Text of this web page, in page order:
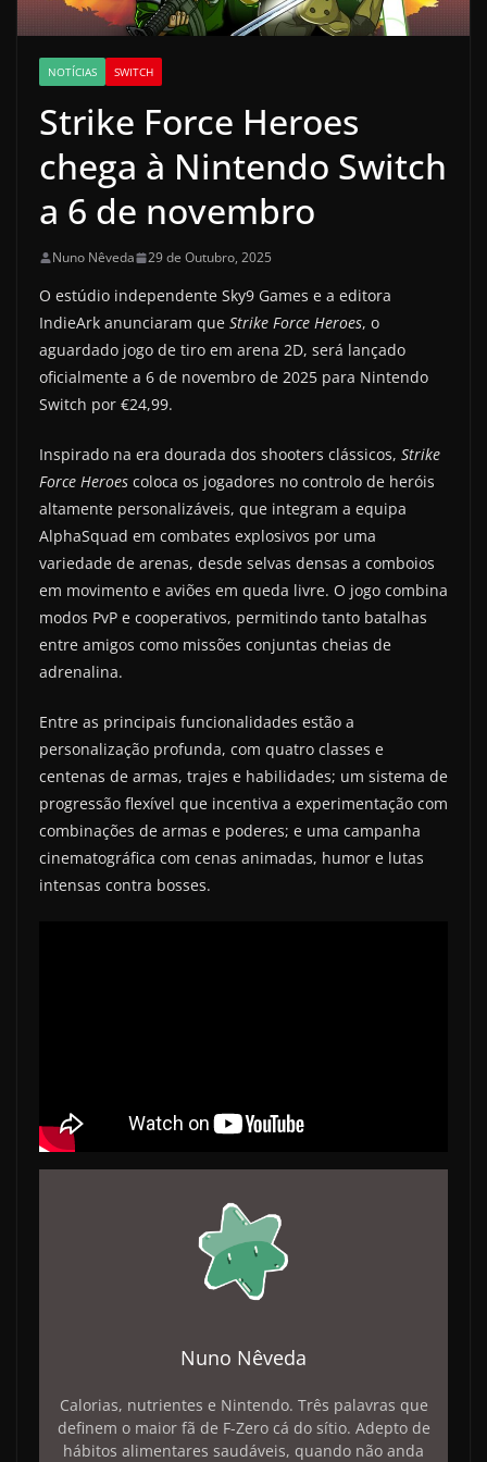
NOTÍCIAS SWITCH
Strike Force Heroes
chega à Nintendo Switch
a 6 de novembro
Nuno Nêveda 29 de Outubro, 2025
O estúdio independente Sky9 Games e a editora
IndieArk anunciaram que Strike Force Heroes, o
aguardado jogo de tiro em arena 2D, será lançado
oficialmente a 6 de novembro de 2025 para Nintendo
Switch por €24,99.
Inspirado na era dourada dos shooters clássicos, Strike
Force Heroes coloca os jogadores no controlo de heróis
altamente personalizáveis, que integram a equipa
AlphaSquad em combates explosivos por uma
variedade de arenas, desde selvas densas a comboios
em movimento e aviões em queda livre. O jogo combina
modos PvP e cooperativos, permitindo tanto batalhas
entre amigos como missões conjuntas cheias de
adrenalina.
Entre as principais funcionalidades estão a
personalização profunda, com quatro classes e
centenas de armas, trajes e habilidades; um sistema de
progressão flexível que incentiva a experimentação com
combinações de armas e poderes; e uma campanha
cinematográfica com cenas animadas, humor e lutas
intensas contra bosses.
Nuno Nêveda
Calorias, nutrientes e Nintendo. Três palavras que
definem o maior fã de F-Zero cá do sítio. Adepto de
hábitos alimentares saudáveis, quando não anda